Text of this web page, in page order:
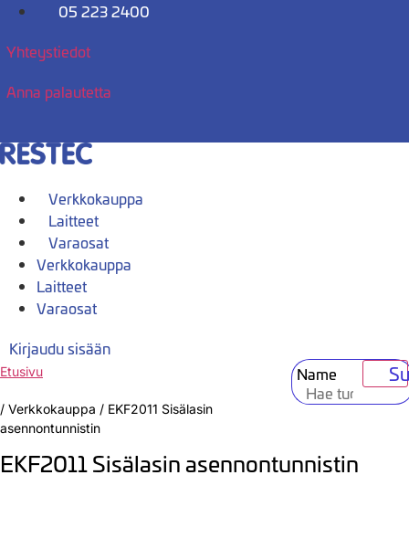
Mene
05 223 2400
Yhteystiedot
Anna palautetta
Verkkokauppa
Laitteet
Varaosat
Verkkokauppa
Laitteet
Varaosat
Kirjaudu sisään
Name
Etusivu
/ Verkkokauppa / EKF2011 Sisälasin
asennontunnistin
EKF2011 Sisälasin asennontunnistin